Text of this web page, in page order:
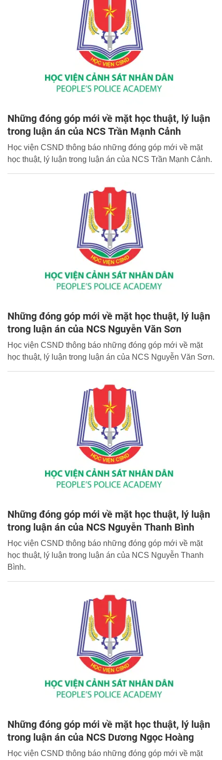
Những đóng góp mới về mặt học thuật, lý luận
trong luận án của NCS Trần Mạnh Cảnh
Học viện CSND thông báo những đóng góp mới về mặt
học thuật, lý luận trong luận án của NCS Trần Mạnh Cảnh.
Những đóng góp mới về mặt học thuật, lý luận
trong luận án của NCS Nguyễn Văn Sơn
Học viện CSND thông báo những đóng góp mới về mặt
học thuật, lý luận trong luận án của NCS Nguyễn Văn Sơn.
Những đóng góp mới về mặt học thuật, lý luận
trong luận án của NCS Nguyễn Thanh Bình
Học viện CSND thông báo những đóng góp mới về mặt
học thuật, lý luận trong luận án của NCS Nguyễn Thanh
Bình.
Những đóng góp mới về mặt học thuật, lý luận
trong luận án của NCS Dương Ngọc Hoàng
Học viện CSND thông báo những đóng góp mới về mặt